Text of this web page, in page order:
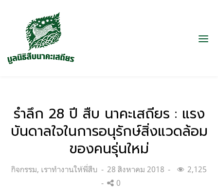
รำลึก 28 ปี สืบ นาคะเสถียร : แรง
บันดาลใจในการอนุรักษ์สิ่งแวดล้อม
ของคนรุ่นใหม่
Categories:
กิจกรรม, เราทำงานให้พี่สืบ
Posted
on
28 สิงหาคม 2018
2,125
0